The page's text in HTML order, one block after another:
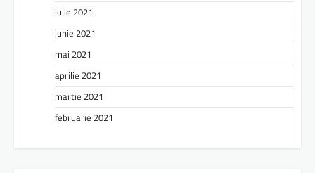
iulie 2021
iunie 2021
mai 2021
aprilie 2021
martie 2021
februarie 2021